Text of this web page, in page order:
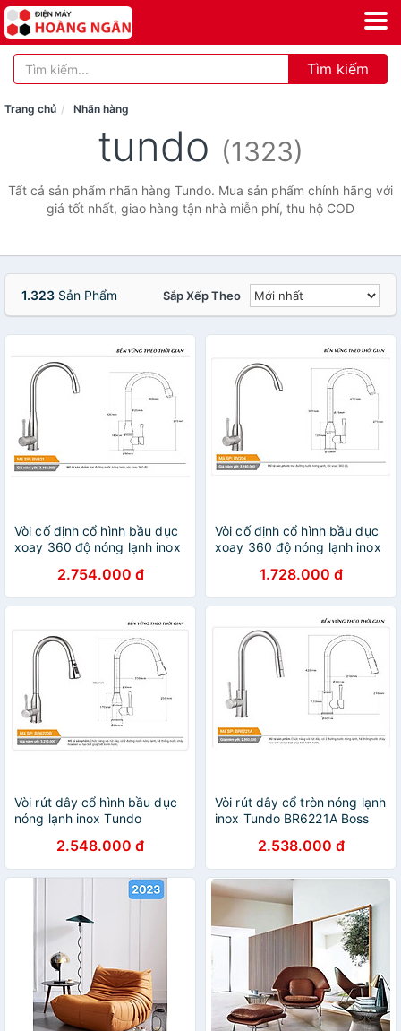
Tìm kiếm
Trang chủ Nhãn hàng
tundo (1323)
Tất cả sản phẩm nhãn hàng Tundo. Mua sản phẩm chính hãng với
giá tốt nhất, giao hàng tận nhà miễn phí, thu hộ COD
1.323 Sản Phẩm Sắp Xếp Theo
Vòi cố định cổ hình bầu dục
xoay 360 độ nóng lạnh inox
420*50*275 mm
2.754.000 đ
Vòi cố định cổ hình bầu dục
xoay 360 độ nóng lạnh inox
395*50*275 mm
1.728.000 đ
Vòi rút dây cổ hình bầu dục
nóng lạnh inox Tundo
2.548.000 đ
Vòi rút dây cổ tròn nóng lạnh
inox Tundo BR6221A Boss
2.538.000 đ